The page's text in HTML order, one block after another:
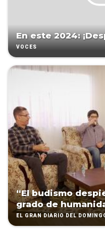
En este 2024:
VOCES
“El budismo
grado de
EL GRAN DIARIO DEL